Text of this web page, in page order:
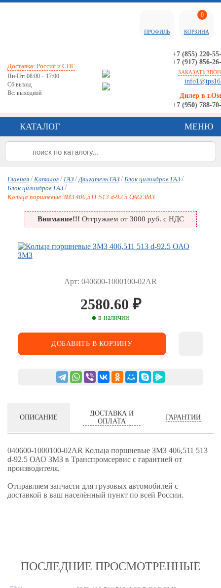
Доставка: Россия и СНГ
Пн-Пт: 08:00 – 17:00
Сб выход
Вс: выходной
+7 (855) 220-
+7 (917) 856-
ЗАКАЗАТЬ
Дилер в
+7 (950) 788-
ПРОФИЛЬ
0
КОРЗИНА
КАТАЛОГ МЕНЮ
Главная / Каталог / ГАЗ / Двигатель ГАЗ / Блок цилиндров ГАЗ /
Блок цилиндров ГАЗ /
Кольца поршневые ЗМЗ 406,511 513 d-92.5 ОАО ЗМЗ
Внимание!!! Отгружаем от 3000 руб. с НДС
Арт: 040600-1000100-02AR
2580.60 ₽
в наличии
ДОБАВИТЬ В КОРЗИНУ
ОПИСАНИЕ
ДОСТАВКА И
ОПЛАТА
ГАРАНТИИ
040600-1000100-02AR Кольца поршневые ЗМЗ 406,511 513
d-92.5 ОАО ЗМЗ в Транспромсервис с гарантией от
производителя.
Отправляем запчасти для грузовых автомобилей с
доставкой в ваш населённый пункт по всей России.
ПОСЛЕДНИЕ ПРОСМОТРЕННЫЕ